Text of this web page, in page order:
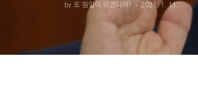
by 또 뭔일이 터졌디야? 2021. 1. 11.